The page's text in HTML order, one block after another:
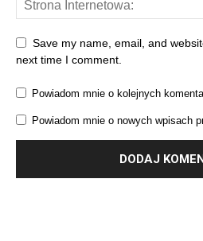
Save my name, email, and
next time I comment.
Powiadom mnie o kolejnych
Powiadom mnie o nowych wpisach